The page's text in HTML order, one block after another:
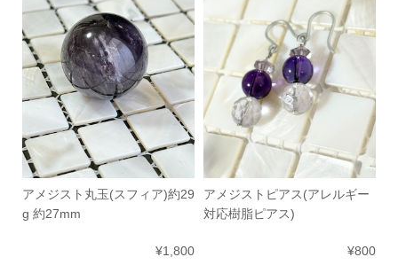
アメジスト丸玉(スフィア)約29
g 約27mm
¥1,800
アメジストピアス(アレルギー
対応樹脂ピアス)
¥800